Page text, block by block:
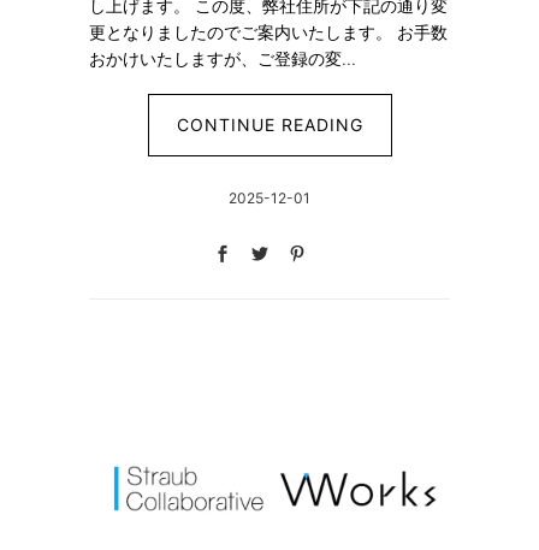
し上げます。 この度、弊社住所が下記の通り変
更となりましたのでご案内いたします。 お手数
おかけいたしますが、ご登録の変...
CONTINUE READING
2025-12-01